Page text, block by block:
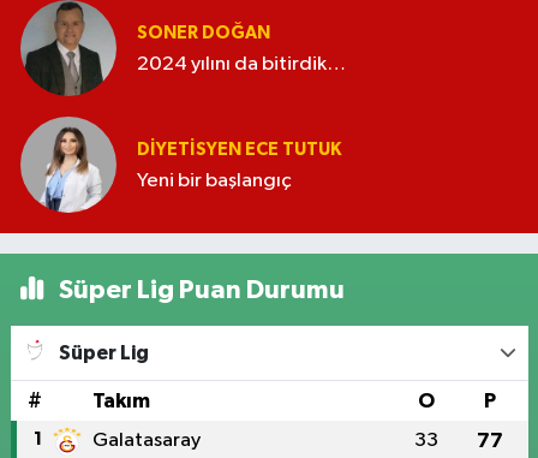
SONER DOĞAN
2024 yılını da bitirdik…
DIYETISYEN ECE TUTUK
Yeni bir başlangıç
Süper Lig Puan Durumu
Süper Lig
# Takım O P
1 Galatasaray 33 77